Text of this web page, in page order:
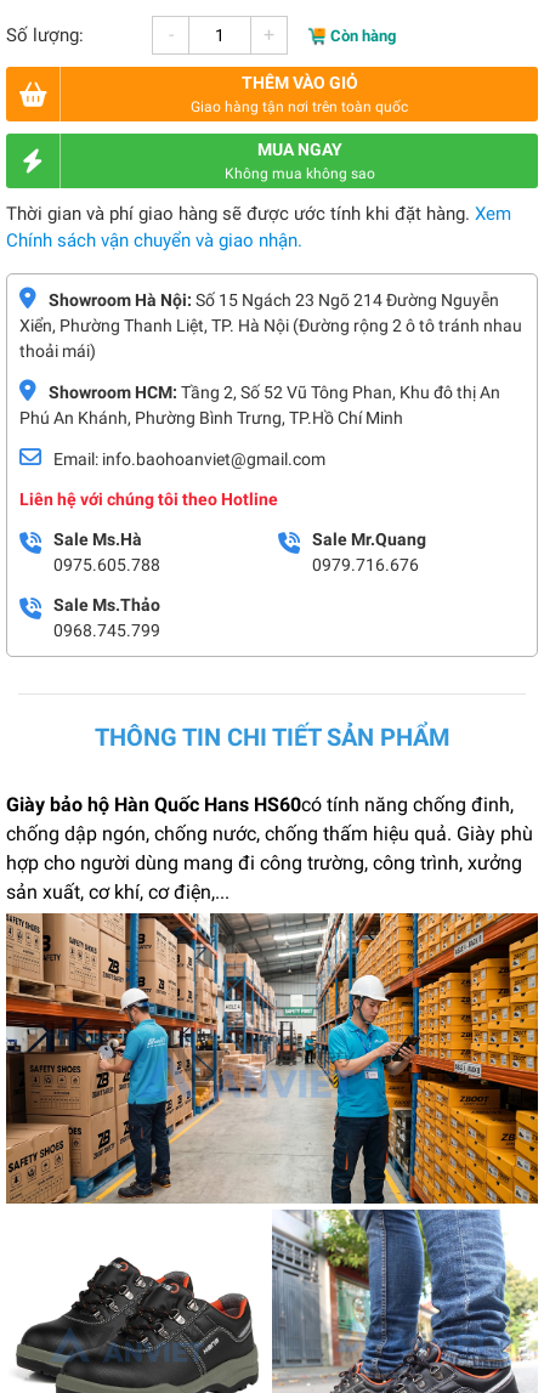
Số lượng: - + Còn hàng
THÊM VÀO GIỎ
Giao hàng tận nơi trên toàn quốc
MUA NGAY
Không mua không sao
Thời gian và phí giao hàng sẽ được ước tính khi đặt hàng. Xem
Chính sách vận chuyển và giao nhận.
Showroom Hà Nội: Số 15 Ngách 23 Ngõ 214 Đường Nguyễn
Xiển, Phường Thanh Liệt, TP. Hà Nội (Đường rộng 2 ô tô tránh nhau
thoải mái)
Showroom HCM: Tầng 2, Số 52 Vũ Tông Phan, Khu đô thị An
Phú An Khánh, Phường Bình Trưng, TP.Hồ Chí Minh
Email: info.baohoanviet@gmail.com
Liên hệ với chúng tôi theo Hotline
Sale Ms.Hà
0975.605.788
Sale Mr.Quang
0979.716.676
Sale Ms.Thảo
0968.745.799
THÔNG TIN CHI TIẾT SẢN PHẨM
Giày bảo hộ Hàn Quốc Hans HS60có tính năng chống đinh,
chống dập ngón, chống nước, chống thấm hiệu quả. Giày phù
hợp cho người dùng mang đi công trường, công trình, xưởng
sản xuất, cơ khí, cơ điện,...